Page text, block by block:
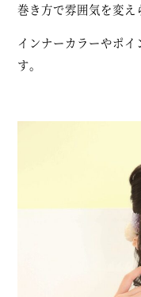
巻き方で雰囲気を変え
インナーカラーやポ
す。